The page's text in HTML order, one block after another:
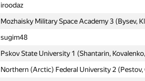
iroodaz
Mozhaisky Military Space Academy 3 (Bysev,
sugim48
Pskov State University 1 (Shantarin,
Northern (Arctic) Federal University 2 (Pestov,
MAI #18 (Cheremisin Daniil, Andresov
Moscow IPT Dodo (Fediushkina Anna,
mstuca #3 (Strukov Dmitry, Novichkov Vitaly,
Moscow IPT Supermelon (Korsun Vladislav,